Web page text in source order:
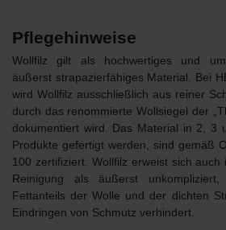
Pflegehinweise
Wollfilz gilt als hochwertiges und
äußerst strapazierfähiges Material. Bei
wird Wollfilz ausschließlich aus reiner
durch das renommierte Wollsiegel der
dokumentiert wird. Das Material in 2, 3
Produkte gefertigt werden, sind gemäß
100 zertifiziert. Wollfilz erweist sich
Reinigung als äußerst
Fettanteils der Wolle und der dichten
Eindringen von Schmutz verhindert.